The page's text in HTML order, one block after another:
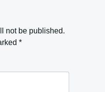
not be published.
*